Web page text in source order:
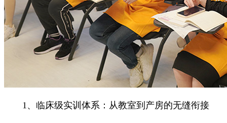
1、临床级实训体系：从教室到产房的无缝衔接